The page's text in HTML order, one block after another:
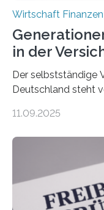
Wirtschaft Finanzen
in der
Der selbstständige
Deutschland steht
Dr. Matthias
Bundesverbands
durchgeführt
Antworten von
Ergebnis: Deutlich
11.09.2025